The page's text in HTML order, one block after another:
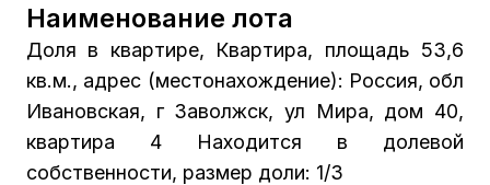
Наименование лота
Доля в квартире, Квартира, площадь 53,6
кв.м., адрес (местонахождение): Россия, обл
Ивановская, г Заволжск, ул Мира, дом 40,
квартира 4 Находится в долевой
собственности, размер доли: 1/3